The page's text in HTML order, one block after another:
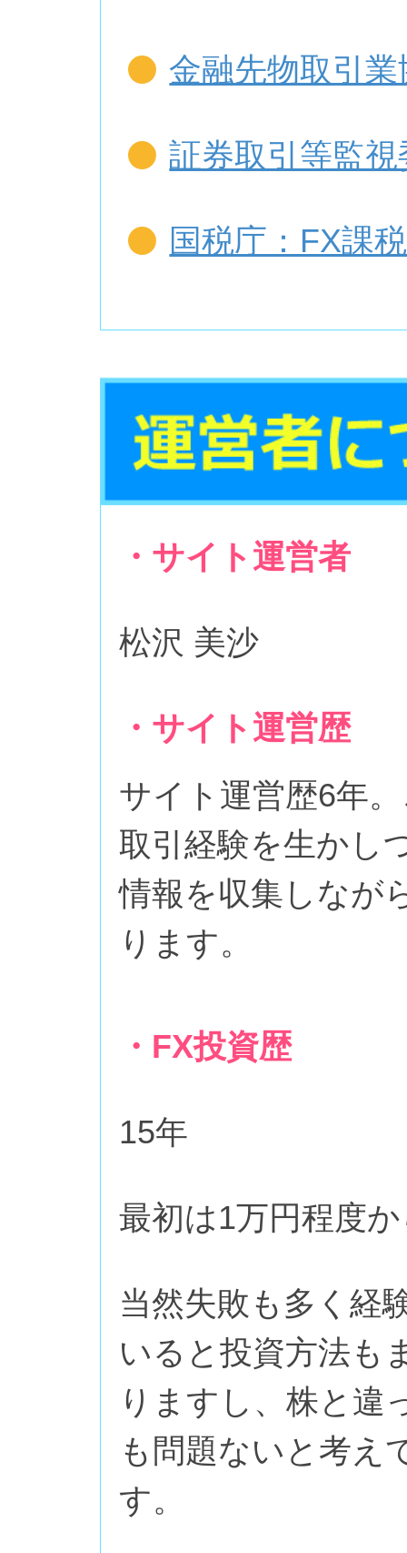
金融先物取引業
証券取引等監
国税庁：FX課
・サイト運営者
松沢 美沙
・サイト運営歴
サイト運営歴6年
取引経験を生かし
情報を収集しなが
ります。
・FX投資歴
15年
最初は1万円程度
当然失敗も多く経
いると投資方法も
りますし、株と違
も問題ないと考え
す。